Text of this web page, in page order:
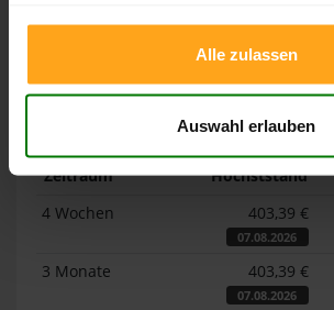
Alle zulassen
Auswahl erlauben
erreicht wurde.
Lose
Zeitraum Höchststand
4 Wochen
403,39 €
07.08.2026
3 Monate 403,39 €
07.08.2026